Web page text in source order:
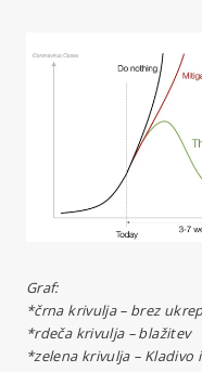
Graf:
*črna krivulja – brez
*rdeča krivulja – blažitev
*zelena krivulja – Kladivo